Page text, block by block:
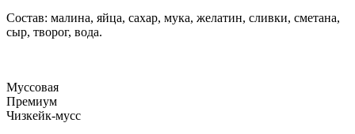
Состав: малина, яйца, сахар, мука, желатин, сливки, сметана,
сыр, творог, вода.
Муссовая
Премиум
Чизкейк-мусс